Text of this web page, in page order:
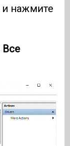
и нажмите
Все